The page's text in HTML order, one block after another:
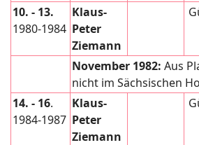
10. - 13.
1980-1984
Klaus-
Peter
Ziemann
November 1982: Aus
nicht im Sächsischen
14. - 16.
1984-1987
Klaus-
Peter
Ziemann